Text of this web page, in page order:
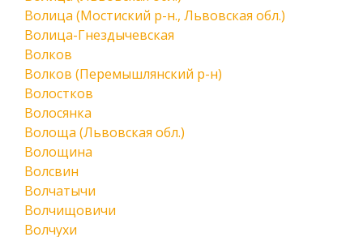
Волица (Мостиский р-н., Львовская обл.)
Волица-Гнездычевская
Волков
Волков (Перемышлянский р-н)
Волостков
Волосянка
Волоща (Львовская обл.)
Волощина
Волсвин
Волчатычи
Волчищовичи
Волчухи